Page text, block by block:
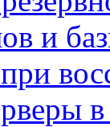
и